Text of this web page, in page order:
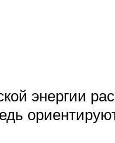
энергии